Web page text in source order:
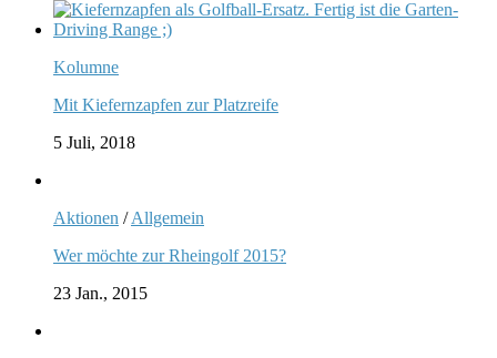
Kolumne
Mit Kiefernzapfen zur Platzreife
5 Juli, 2018
Aktionen /Allgemein
Wer möchte zur Rheingolf 2015?
23 Jan., 2015